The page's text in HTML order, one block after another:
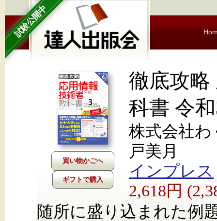
試験公開中
ギフトで購入
徹底攻略
科書 令
株式会社
戸美月
インプレス
2,618円
随所に盛り込まれた例